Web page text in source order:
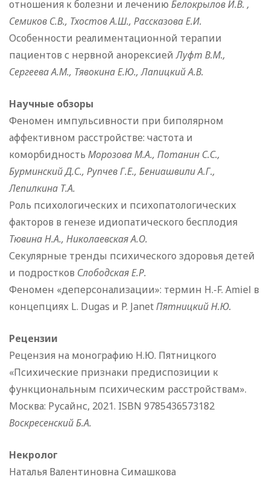
отношения к болезни и лечению Белокрылов И.В. ,
Семиков С.В., Тхостов А.Ш., Рассказова Е.И.
Особенности реалиментационной терапии
пациентов с нервной анорексиейЛуфт В.М.,
Сергеева А.М., Тявокина Е.Ю., Лапицкий А.В.
Научные обзоры
Феномен импульсивности при биполярном
аффективном расстройстве: частота и
коморбидность Морозова М.А., Потанин С.С.,
Бурминский Д.С., Рупчев Г.Е., Бениашвили А.Г.,
Лепилкина Т.А.
Роль психологических и психопатологических
факторов в генезе идиопатического бесплодия
Тювина Н.А., Николаевская А.О.
Секулярные тренды психического здоровья детей
и подростков Слободская Е.Р.
Феномен «деперсонализации»: термин H.-F. Amiel в
концепциях L. Dugas и P. JanetПятницкий Н.Ю.
Рецензии
Рецензия на монографию Н.Ю. Пятницкого
«Психические признаки предиспозиции к
функциональным психическим расстройствам».
Москва: Русайнс, 2021. ISBN 9785436573182
Воскресенский Б.А.
Некролог
Наталья Валентиновна Симашкова